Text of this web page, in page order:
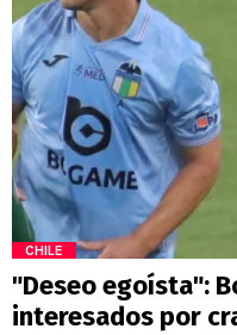
CHILE
"Deseo egoísta":
interesados por